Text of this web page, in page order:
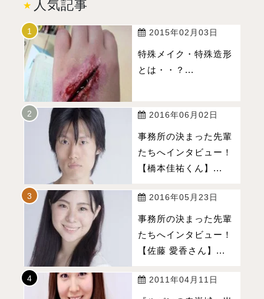
人気記事
2015年02月03日
特殊メイク・特殊造形
とは・・？...
2016年06月02日
事務所の決まった先輩
たちへインタビュー！
【橋本佳祐くん】...
2016年05月23日
事務所の決まった先輩
たちへインタビュー！
【佐藤 愛香さん】...
2011年04月11日